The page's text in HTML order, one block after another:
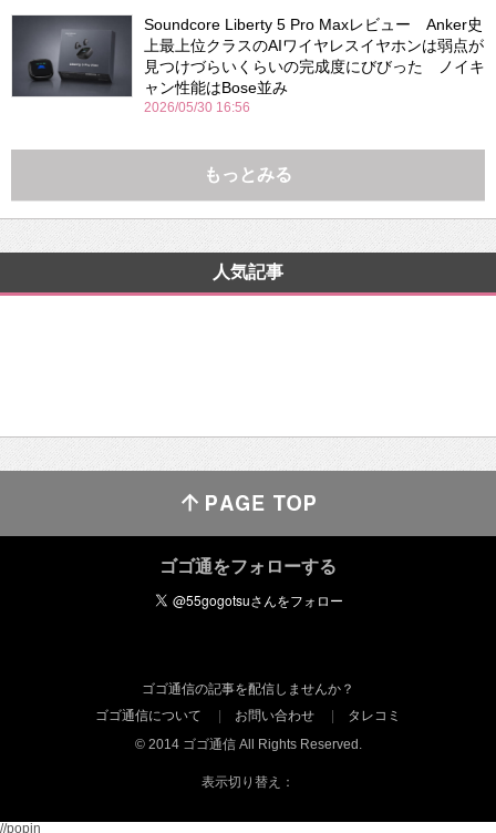
Soundcore Liberty 5 Pro Maxレビュー Anker史
上最上位クラスのAIワイヤレスイヤホンは弱点が
見つけづらいくらいの完成度にびびった ノイキ
ャン性能はBose並み
2026/05/30 16:56
もっとみる
人気記事
ゴゴ通をフォローする
ゴゴ通信の記事を配信しませんか？
ゴゴ通信について
お問い合わせ
タレコミ
© 2014 ゴゴ通信 All Rights Reserved.
表示切り替え：
//popin